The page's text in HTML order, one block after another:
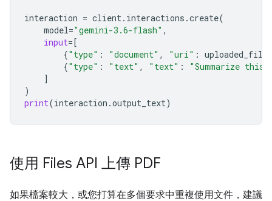
interaction = client. interactions .create(
model="gemini-3.6-flash" ,
input=[
{"type" : "document" , "uri" : uploaded_file
{"type" : "text" , "text" :
"Summarize this
]
)
print(interaction .output_text)
使用 Files API 上傳 PDF
如果檔案較大，或您打算在多個要求中重複使用文件，建議